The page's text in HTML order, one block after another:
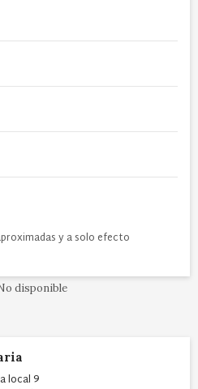
y a solo efecto
disponible
local 9